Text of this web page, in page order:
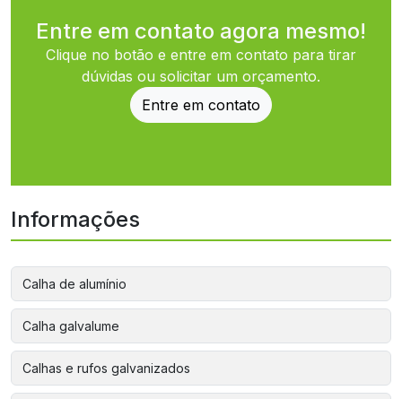
Entre em contato agora mesmo!
Clique no botão e entre em contato para tirar
dúvidas ou solicitar um orçamento.
Entre em contato
Informações
Calha de alumínio
Calha galvalume
Calhas e rufos galvanizados